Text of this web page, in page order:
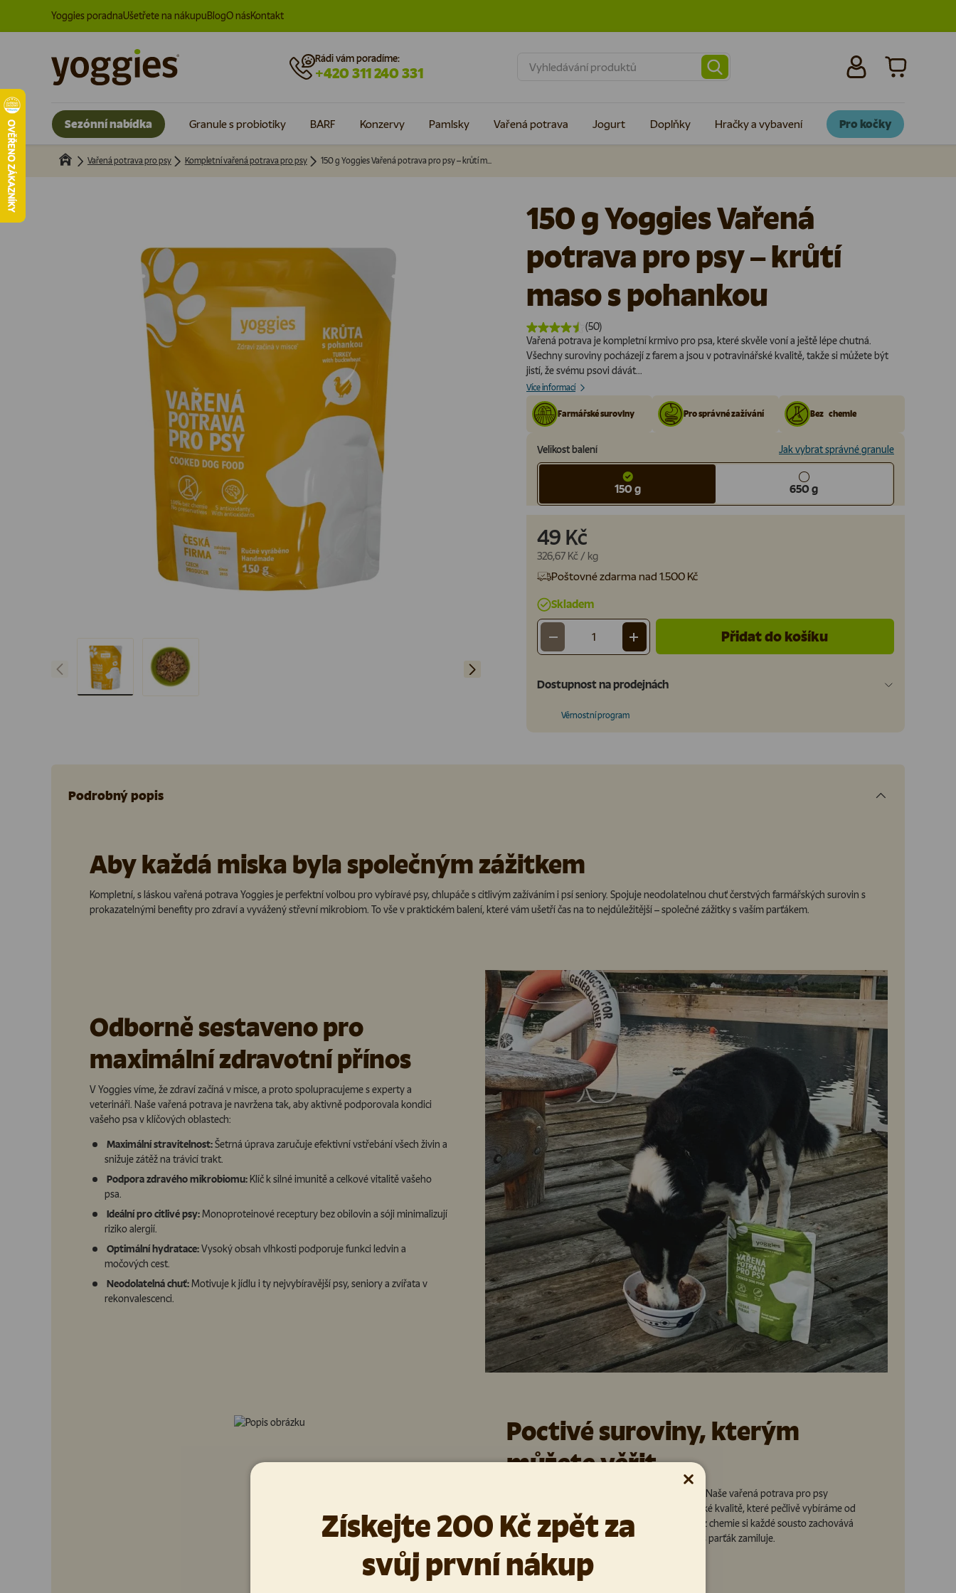
Přeskočit na obsah
Yoggies poradnaUšetřete na nákupuBlogO násKontakt
Rádi vám poradíme:
+420 311 240 331 Přihlásit seKošík
Sezónní nabídka Granule s probiotiky BARF Konzervy Pamlsky Vařená potrava Jogurt Doplňky Hračky a vybavení Pro kočky
Vařená potrava pro psy Kompletní vařená potrava pro psy 150 g Yoggies Vařená potrava pro psy – krůtí maso s pohankou
Předchozí Další
150 g Yoggies Vařená
potrava pro psy – krůtí
maso s pohankou
(50)
Vařená potrava je kompletní krmivo pro psa, které skvěle voní a ještě lépe chutná.
Všechny suroviny pocházejí z farem a jsou v potravinářské kvalitě, takže si můžete být
jistí, že svému psovi dávát...
Více informací
Farmářské suroviny Pro správné zažívání Bez chemie
Velikost balení Jak vybrat správné granule
150 g 650 g
49 Kč
Cena za jednotku
326,67 Kč / kg
Poštovné zdarma nad 1.500 Kč
Skladem
Množství
- + Přidat do košíku
Dostupnost na prodejnách
Věrnostní program
Podrobný popis
Aby každá miska byla společným zážitkem
Kompletní, s láskou vařená potrava Yoggies je perfektní volbou pro vybíravé psy, chlupáče s citlivým zažíváním i psí seniory. Spojuje neodolatelnou chuť čerstvých farmářských surovin s
prokazatelnými benefity pro zdraví a vyvážený střevní mikrobiom. To vše v praktickém balení, které vám ušetří čas na to nejdůležitější – společné zážitky s vaším parťákem.
Odborně sestaveno pro
maximální zdravotní přínos
V Yoggies víme, že zdraví začíná v misce, a proto spolupracujeme s experty a
veterináři. Naše vařená potrava je navržena tak, aby aktivně podporovala kondici
vašeho psa v klíčových oblastech:
Maximální stravitelnost:Šetrná úprava zaručuje efektivní vstřebání všech živin a
snižuje zátěž na trávicí trakt.
Podpora zdravého mikrobiomu: Klíč k silné imunitě a celkové vitalitě vašeho
psa.
Ideální pro citlivé psy:Monoproteinové receptury bez obilovin a sóji minimalizují
riziko alergií.
Optimální hydratace:Vysoký obsah vlhkosti podporuje funkci ledvin a
močových cest.
Neodolatelná chuť:Motivuje k jídlu i ty nejvybíravější psy, seniory a zvířata v
rekonvalescenci.
Poctivé suroviny, kterým
můžete věřit
Když jde o vašeho psa, neděláme kompromisy. Naše vařená potrava pro psy
obsahuje jen ty nejlepší suroviny v potravinářské kvalitě, které pečlivě vybíráme od
ověřených evropských farmářů. Díky vaření bez chemie si každé sousto zachovává
maximum živin a přirozenou chuť, kterou si váš parťák zamiluje.
Zavřít
Získejte 200 Kč zpět za
svůj první nákup